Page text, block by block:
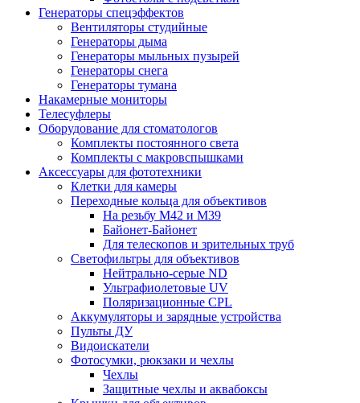
Генераторы спецэффектов
Вентиляторы студийные
Генераторы дыма
Генераторы мыльных пузырей
Генераторы снега
Генераторы тумана
Накамерные мониторы
Телесуфлеры
Оборудование для стоматологов
Комплекты постоянного света
Комплекты с макровспышками
Аксессуары для фототехники
Клетки для камеры
Переходные кольца для объективов
На резьбу М42 и М39
Байонет-Байонет
Для телескопов и зрительных труб
Светофильтры для объективов
Нейтрально-серые ND
Ультрафиолетовые UV
Поляризационные CPL
Аккумуляторы и зарядные устройства
Пульты ДУ
Видоискатели
Фотосумки, рюкзаки и чехлы
Чехлы
Защитные чехлы и аквабоксы